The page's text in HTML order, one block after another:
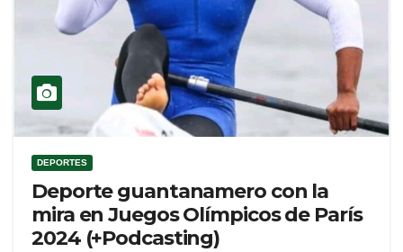
DEPORTES
Deporte guantanamero con la
mira en Juegos Olímpicos de París
2024 (+Podcasting)